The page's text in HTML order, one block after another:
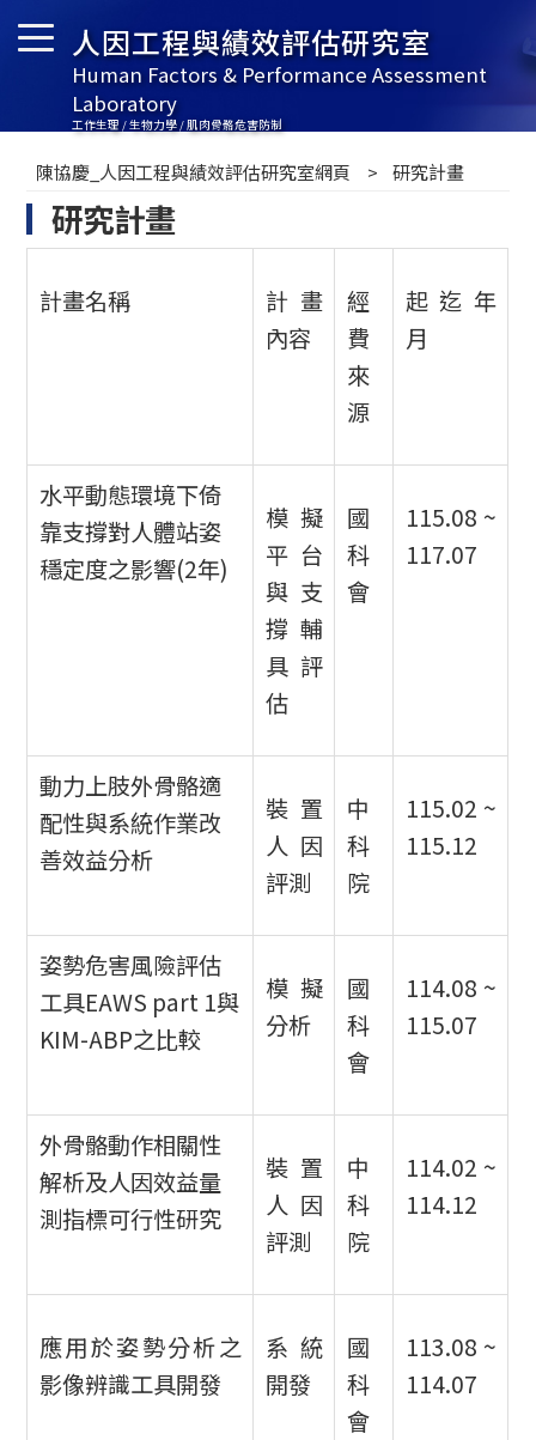
人因工程與績效評估研究室
Human Factors & Performance Assessment
Laboratory
工作生理 / 生物力學 / 肌肉骨骼危害防制
陳協慶_人因工程與績效評估研究室網頁 研究計畫
研究計畫
計畫名稱
計畫
內容
經
費
來
源
起迄年
月
水平動態環境下倚
靠支撐對人體站姿
穩定度之影響(2年)
模擬
平台
與支
撐輔
具評
估
國
科
會
115.08 ~
117.07
動力上肢外骨骼適
配性與系統作業改
善效益分析
裝置
人因
評測
中
科
院
115.02 ~
115.12
姿勢危害風險評估
工具EAWS part 1與
KIM-ABP之比較
模擬
分析
國
科
會
114.08 ~
115.07
外骨骼動作相關性
解析及人因效益量
測指標可行性研究
裝置
人因
評測
中
科
院
114.02 ~
114.12
應用於姿勢分析之
影像辨識工具開發
系統
開發
國
科
會
113.08 ~
114.07